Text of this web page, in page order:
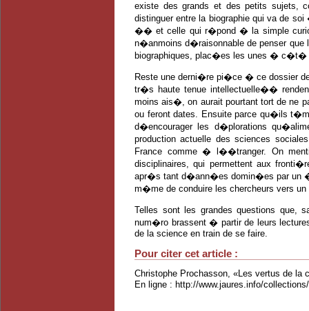
existe des grands et des petits sujets,
distinguer entre la biographie qui va de
�� et celle qui r�pond � la simple
n�anmoins d�raisonnable de penser
biographiques, plac�es les unes � c�t�
Reste une derni�re pi�ce � ce dossier
tr�s haute tenue intellectuelle��
moins ais�, on aurait pourtant tort de ne
ou feront dates. Ensuite parce qu�ils
d�encourager les d�plorations
production actuelle des sciences
France comme � l��tranger. On
disciplinaires, qui permettent aux
apr�s tant d�ann�es domin�es par
m�me de conduire les chercheurs vers
Telles sont les grandes questions
num�ro brassent � partir de leurs
de la science en train de se faire.
Pour citer cet article :
Christophe Prochasson, «Les vertus de la
En ligne : http://www.jaures.info/